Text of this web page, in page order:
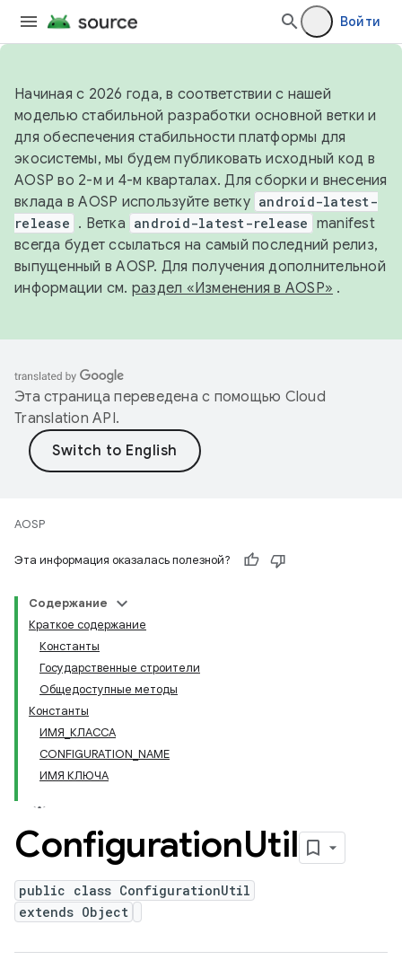
Войти
Начиная с 2026 года, в соответствии с нашей
моделью стабильной разработки основной ветки и
для обеспечения стабильности платформы для
экосистемы, мы будем публиковать исходный код в
AOSP во 2-м и 4-м кварталах. Для сборки и внесения
вклада в AOSP используйте ветку android-latest-
release . Ветка android-latest-release manifest
всегда будет ссылаться на самый последний релиз,
выпущенный в AOSP. Для получения дополнительной
информации см. раздел «Изменения в AOSP» .
Эта страница переведена с помощью Cloud
Translation API.
AOSP
Эта информация оказалась полезной?
Содержание
Краткое содержание
Константы
Государственные строители
Общедоступные методы
Константы
ИМЯ_КЛАССА
CONFIGURATION_NAME
ИМЯ КЛЮЧА
ConfigurationUtil
public class ConfigurationUtil
extends Object